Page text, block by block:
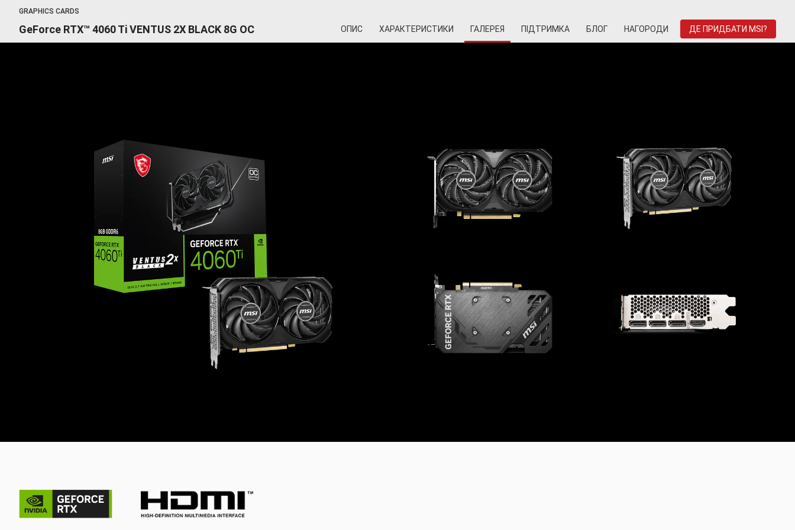
GRAPHICS CARDS
GeForce RTX™ 4060 Ti VENTUS 2X BLACK 8G OC ОПИС ХАРАКТЕРИСТИКИ ГАЛЕРЕЯ ПІДТРИМКА БЛОГ НАГОРОДИ ДЕ ПРИДБАТИ MSI?